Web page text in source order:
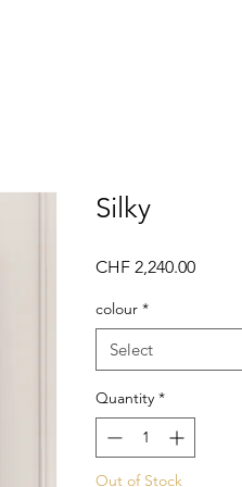
Silky
CHF 2,240.00Price
colour *
Select
Quantity *
Out of Stock